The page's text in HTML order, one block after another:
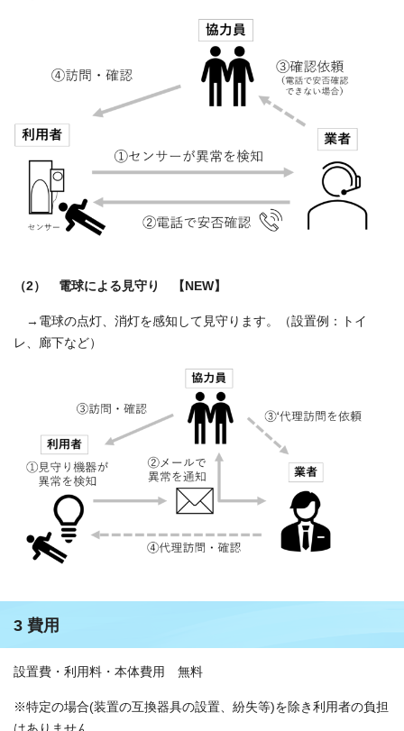
（2） 電球による見守り 【NEW】
→電球の点灯、消灯を感知して見守ります。（設置例：トイ
レ、廊下など）
3 費用
設置費・利用料・本体費用 無料
※特定の場合(装置の互換器具の設置、紛失等)を除き利用者の負担